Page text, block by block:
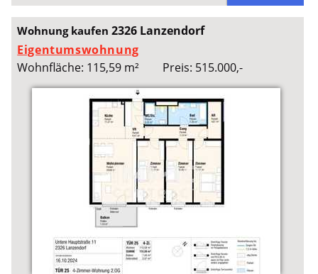
Wohnung kaufen2326 Lanzendorf
Eigentumswohnung
Wohnfläche: 115,59 m²
Preis: 515.000,-